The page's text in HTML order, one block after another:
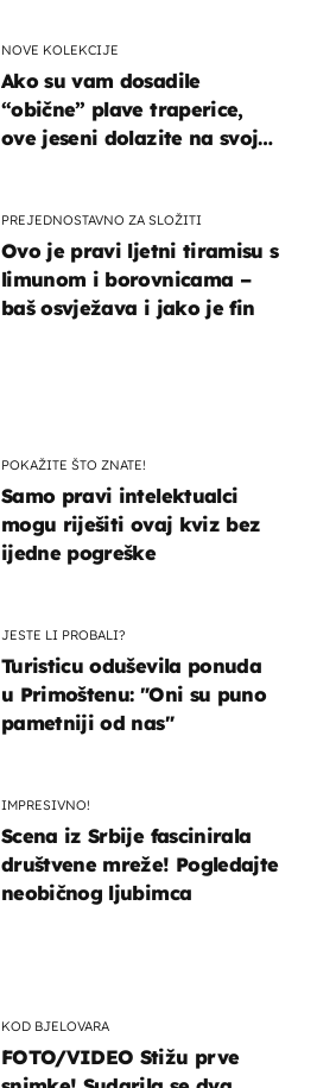
KOD BJELOVARA
FOTO/VIDEO Stižu prve
POKAŽITE ŠTO ZNATE!
Samo pravi intelektualci
mogu riješiti ovaj kviz bez
ijedne pogreške
JESTE LI PROBALI?
Turisticu oduševila ponuda
u Primoštenu: "Oni su puno
pametniji od nas"
IMPRESIVNO!
Scena iz Srbije fascinirala
društvene mreže! Pogledajte
neobičnog ljubimca
NOVE KOLEKCIJE
Ako su vam dosadile
“obične” plave traperice,
ove jeseni dolazite na svoje
PREJEDNOSTAVNO ZA SLOŽITI
Ovo je pravi ljetni tiramisu s
limunom i borovnicama –
baš osvježava i jako je fin